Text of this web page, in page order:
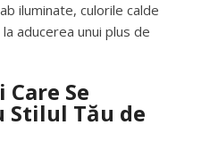
iluminate, culorile calde
aducerea unui plus de
Se
Stilul Tău de